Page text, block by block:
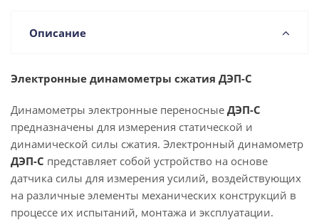
Описание
Электронные динамометры сжатия ДЭП-С
Динамометры электронные переносные ДЭП-С
предназначены для измерения статической и
динамической силы сжатия. Электронный динамометр
ДЭП-С представляет собой устройство на основе
датчика силы для измерения усилий, воздействующих
на различные элементы механических конструкций в
процессе их испытаний, монтажа и эксплуатации.